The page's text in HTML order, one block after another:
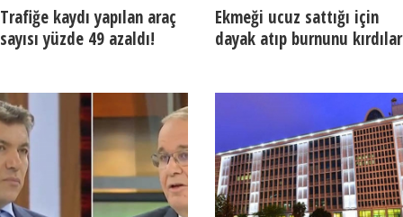
Trafiğe kaydı yapılan araç
sayısı yüzde 49 azaldı!
Ekmeği ucuz sattığı için
dayak atıp burnunu kırdılar